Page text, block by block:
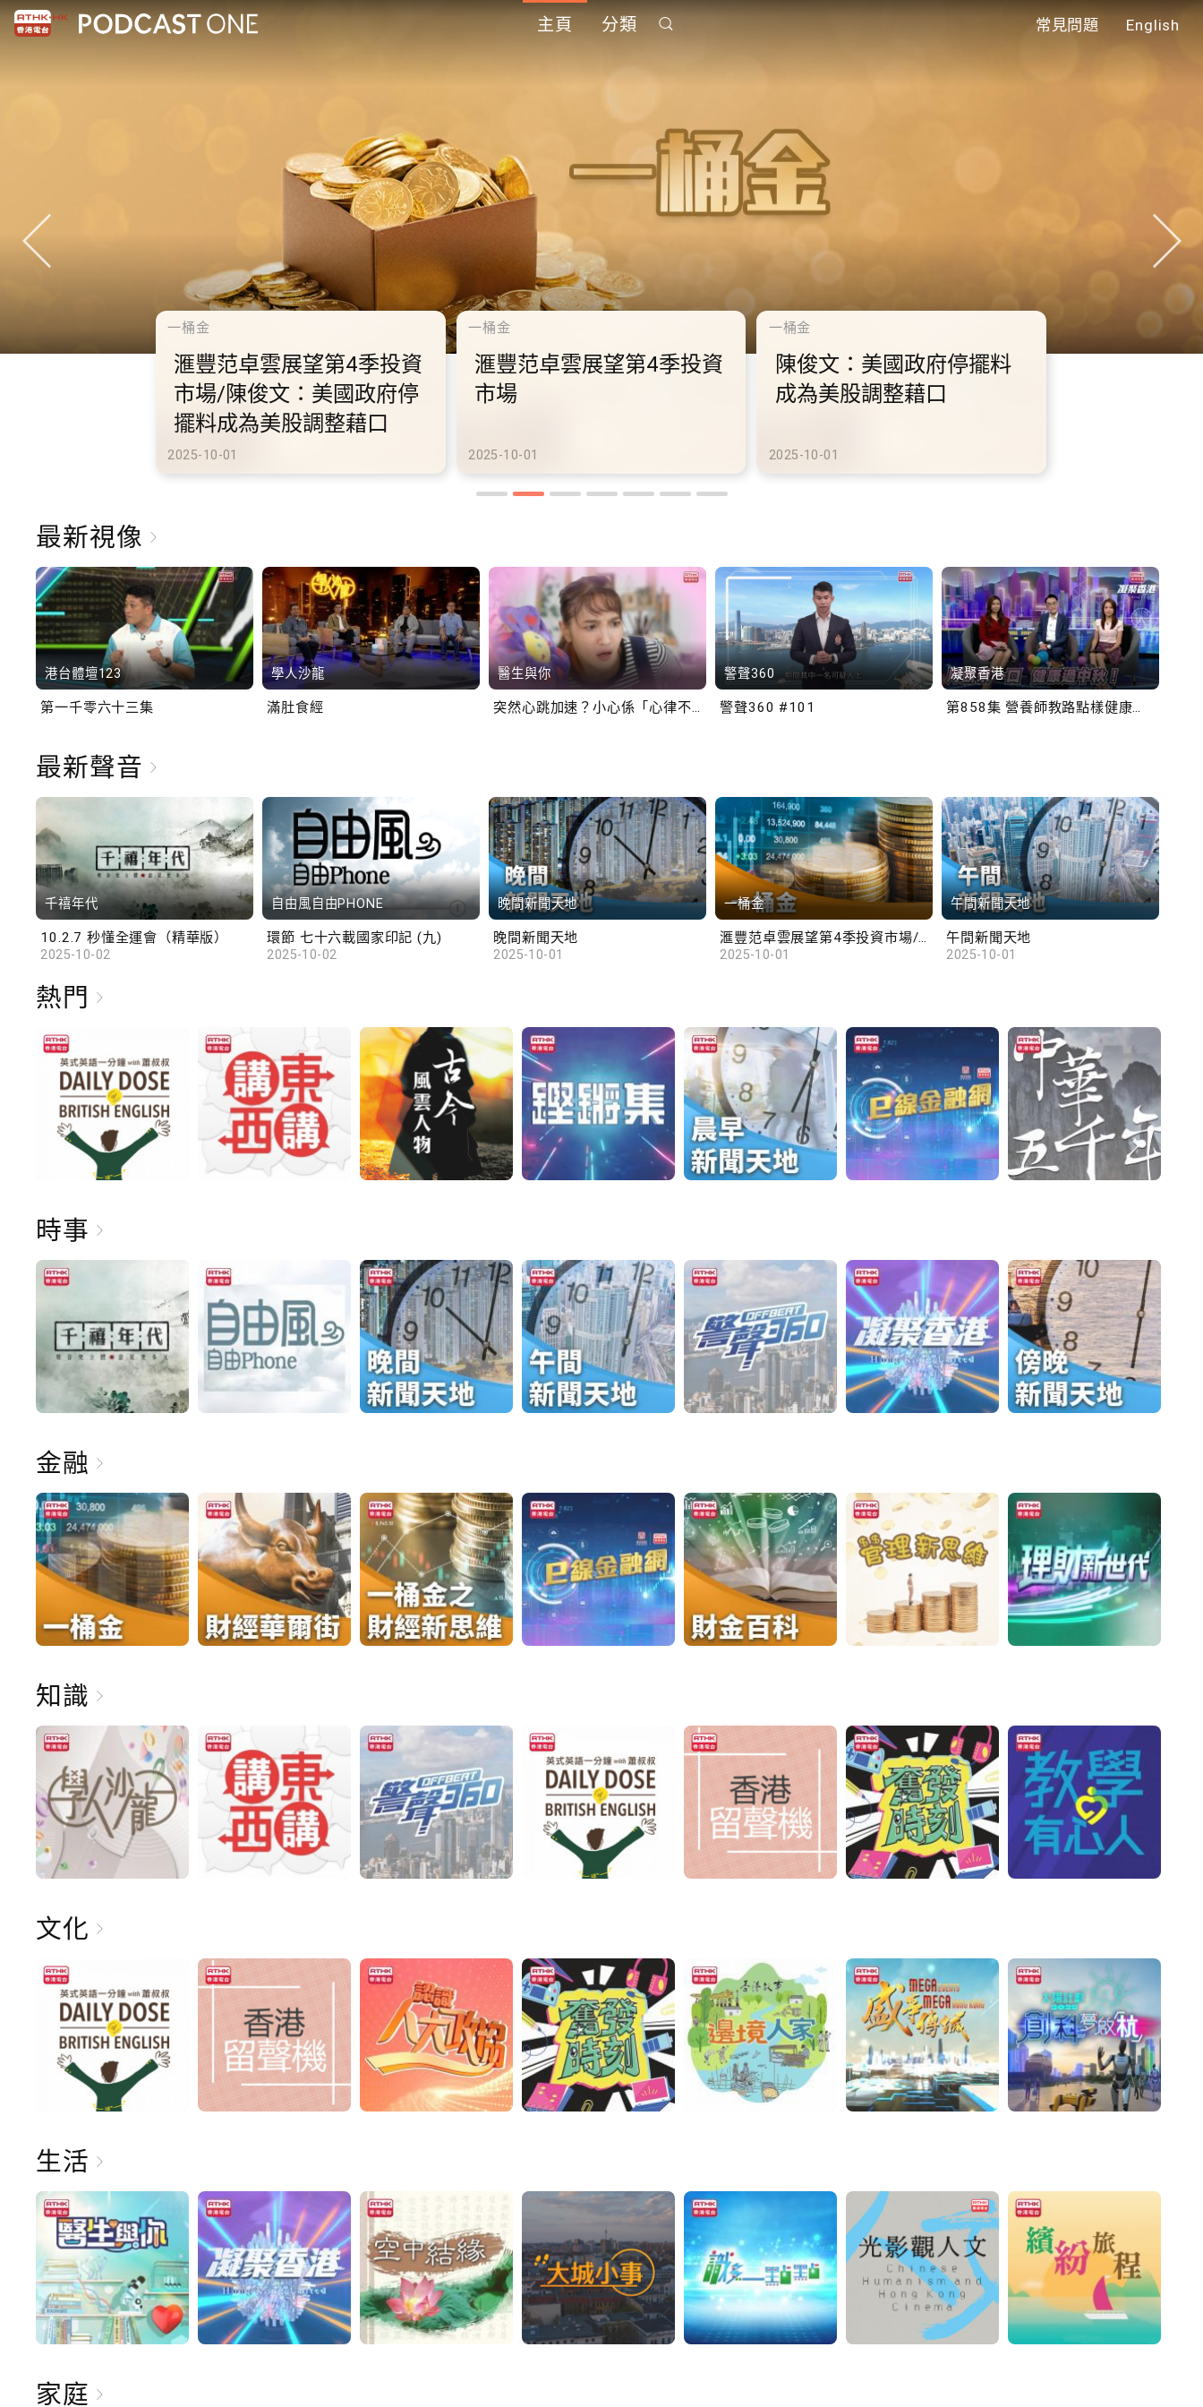
主頁 分類 常見問題 English
千禧年代
10.2.1 內地國慶假期連中
秋節假期 不少內地旅客到
港旅遊
2025-10-02
千禧年代
10.2.2 2028年底前當局提
供額外3000支高速充電樁
車充電站
2025-10-02
千禧年代
10.2.3 2028年底前當局提
供額外3000支高速充電樁
車充電站
2025-10-02
最新視像
港台體壇123
第一千零六十三集
學人沙龍
滿肚食經
醫生與你 警聲360
警聲360 #101
凝聚香港
最新聲音
千禧年代
10.2.7 秒懂全運會（精華版）
2025-10-02
自由風自由PHONE
環節 七十六載國家印記 (九)
2025-10-02
晚間新聞天地
晚間新聞天地
2025-10-01
一桶金
2025-10-01
午間新聞天地
午間新聞天地
2025-10-01
熱門
時事
金融
知識
文化
生活
家庭